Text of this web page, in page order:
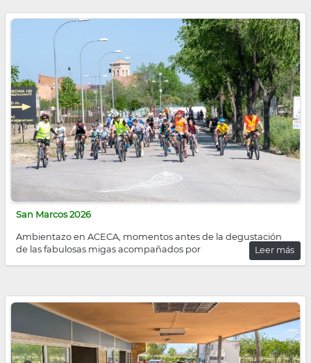
San Marcos 2026
Ambientazo en ACECA, momentos antes de la degustación
de las fabulosas migas acompañados por
Leer más